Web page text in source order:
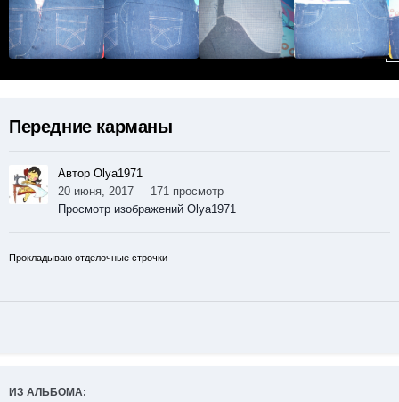
Передние карманы
Автор Olya1971
20 июня, 2017
171 просмотр
Просмотр изображений Olya1971
Прокладываю отделочные строчки
ИЗ АЛЬБОМА: